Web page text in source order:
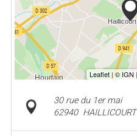
30 rue du 1er mai
62940 HAILLICOURT